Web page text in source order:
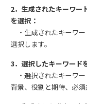
2．生成されたキーワー
を選択：
・生成されたキーワ
選択します。
3．選択したキーワード
・選択されたキーワ
背景、役割と期待、必須